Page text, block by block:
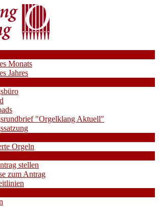
Monats
Jahres
"Orgelklang Aktuell"
Orgeln
stellen
zum Antrag